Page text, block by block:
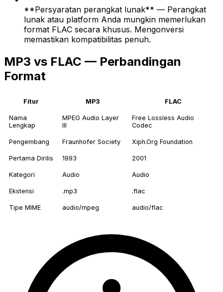
**Persyaratan perangkat lunak** — Perangkat
lunak atau platform Anda mungkin memerlukan
format FLAC secara khusus. Mengonversi
memastikan kompatibilitas penuh.
MP3 vs FLAC — Perbandingan
Format
Fitur MP3 FLAC
Nama
Lengkap
MPEG Audio Layer
III
Free Lossless Audio
Codec
Pengembang Fraunhofer Society Xiph.Org Foundation
Pertama Dirilis 1993 2001
Kategori Audio Audio
Ekstensi .mp3 .flac
Tipe MIME audio/mpeg audio/flac